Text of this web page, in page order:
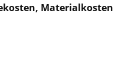
Materialkosten